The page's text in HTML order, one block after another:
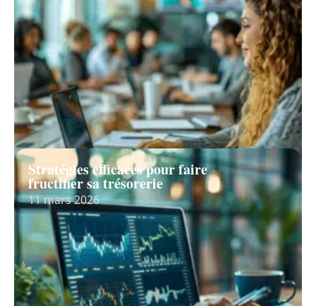
Stratégies efficaces pour faire
fructifier sa trésorerie
11 mars 2026